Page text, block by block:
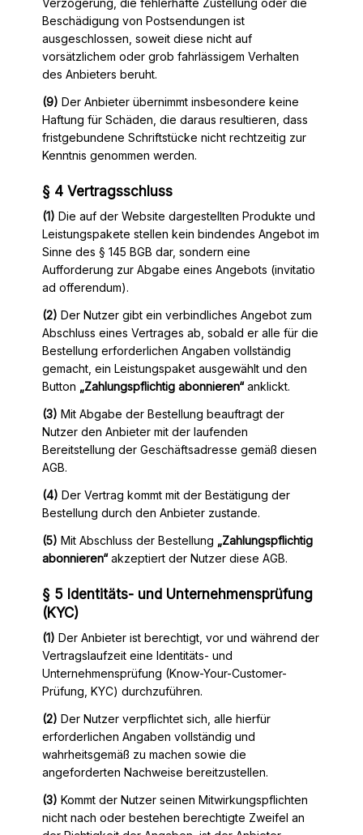
Verzögerung, die fehlerhafte Zustellung oder die
Beschädigung von Postsendungen ist
ausgeschlossen, soweit diese nicht auf
vorsätzlichem oder grob fahrlässigem Verhalten
des Anbieters beruht.
(9) Der Anbieter übernimmt insbesondere keine
Haftung für Schäden, die daraus resultieren, dass
fristgebundene Schriftstücke nicht rechtzeitig zur
Kenntnis genommen werden.
§ 4 Vertragsschluss
(1) Die auf der Website dargestellten Produkte und
Leistungspakete stellen kein bindendes Angebot im
Sinne des § 145 BGB dar, sondern eine
Aufforderung zur Abgabe eines Angebots (invitatio
ad offerendum).
(2) Der Nutzer gibt ein verbindliches Angebot zum
Abschluss eines Vertrages ab, sobald er alle für die
Bestellung erforderlichen Angaben vollständig
gemacht, ein Leistungspaket ausgewählt und den
Button „Zahlungspflichtig abonnieren“anklickt.
(3) Mit Abgabe der Bestellung beauftragt der
Nutzer den Anbieter mit der laufenden
Bereitstellung der Geschäftsadresse gemäß diesen
AGB.
(4) Der Vertrag kommt mit der Bestätigung der
Bestellung durch den Anbieter zustande.
(5) Mit Abschluss der Bestellung „Zahlungspflichtig
abonnieren“akzeptiert der Nutzer diese AGB.
§ 5 Identitäts- und Unternehmensprüfung
(KYC)
(1) Der Anbieter ist berechtigt, vor und während der
Vertragslaufzeit eine Identitäts- und
Unternehmensprüfung (Know-Your-Customer-
Prüfung, KYC) durchzuführen.
(2) Der Nutzer verpflichtet sich, alle hierfür
erforderlichen Angaben vollständig und
wahrheitsgemäß zu machen sowie die
angeforderten Nachweise bereitzustellen.
(3) Kommt der Nutzer seinen Mitwirkungspflichten
nicht nach oder bestehen berechtigte Zweifel an